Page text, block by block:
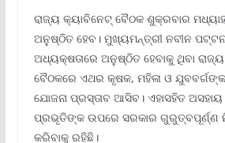
ରାଜ୍ୟ କ୍ୟାବିନେଟ୍ ବୈଠକ ଶୁକ୍ରବାର
ଅନୁଷ୍ଠିତ ହେବ। ମୁଖ୍ୟମନ୍ତ୍ରୀ ନବୀନ
ଅଧ୍ୟକ୍ଷତାରେ ଅନୁଷ୍ଠିତ ହେବାକୁ ଥିବା
ବୈଠକରେ ଏଥର କୃଷକ, ମହିଳା ଓ
ଯୋଜନା ପ୍ରସ୍ତାବ ଆସିବ। ଏହାସହିତ
ପ୍ରଭୃତିଙ୍କ ଉପରେ ସରକାର ଗୁରୁତ୍ବପୂର୍ଣ୍ଣ
କରିବାକୁ ରହିଛି।